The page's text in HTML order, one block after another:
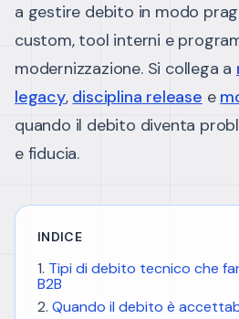
a gestire debito in modo
custom, tool interni e
modernizzazione. Si collega a
legacy, disciplina release e
quando il debito diventa
e fiducia.
INDICE
Tipi di debito tecnico che
B2B
Quando il debito è